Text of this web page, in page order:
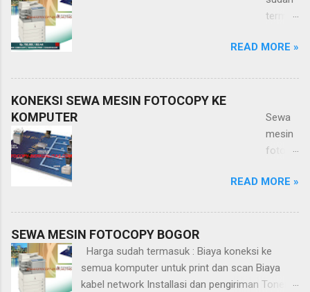
termas
Biaya
i ke
kompu
ter
untuk
dan
Biaya
networ
k
Installa
READ MORE »
KONEKSI SEWA MESIN FOTOCOPY KE
KOMPUTER
Sewa
mesin
fotoco
selain
gsi
i
fotoco
py bisa
READ MORE »
SEWA MESIN FOTOCOPY BOGOR
Harga sudah termasuk : Biaya koneksi ke
semua komputer untuk print dan scan Biaya
kabel network Installasi dan pengiriman Toner,